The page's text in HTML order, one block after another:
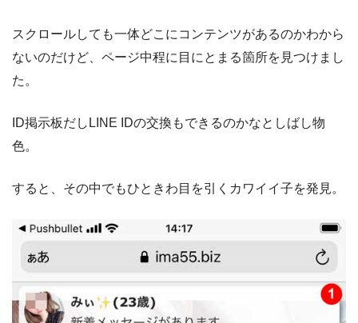
スクロールしても一体どこにコンテンツがあるのかわから
ないのだけど、ページ中程に目にとまる箇所を見つけまし
た。
ID掲示板だしLINE IDの交換もできるのかなとしばし物
色。
すると、その中でもひときわ目を引くカワイイ子を発見。